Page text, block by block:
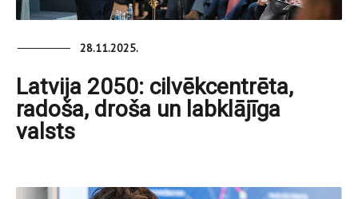
28.11.2025.
Latvija 2050: cilvēkcentrēta,
radoša, droša un labklājīga
valsts